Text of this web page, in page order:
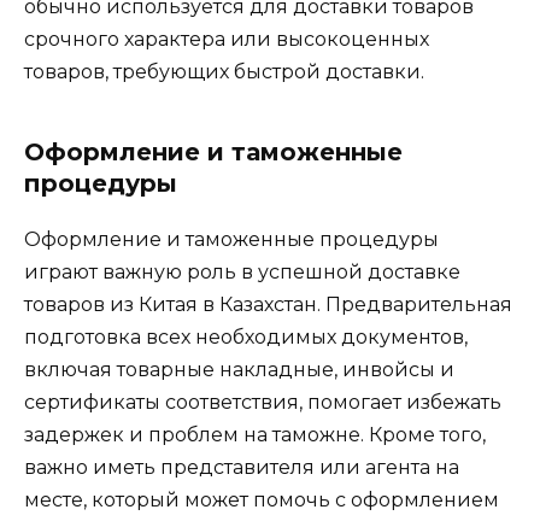
обычно используется для доставки товаров
срочного характера или высокоценных
товаров, требующих быстрой доставки.
Оформление и таможенные
процедуры
Оформление и таможенные процедуры
играют важную роль в успешной доставке
товаров из Китая в Казахстан. Предварительная
подготовка всех необходимых документов,
включая товарные накладные, инвойсы и
сертификаты соответствия, помогает избежать
задержек и проблем на таможне. Кроме того,
важно иметь представителя или агента на
месте, который может помочь с оформлением